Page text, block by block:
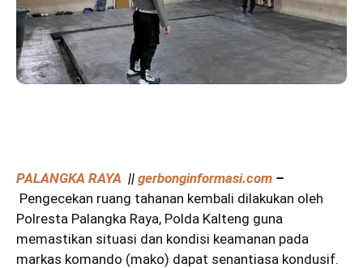
PALANGKA RAYA || gerbonginformasi.com –
Pengecekan ruang tahanan kembali dilakukan oleh
Polresta Palangka Raya, Polda Kalteng guna
memastikan situasi dan kondisi keamanan pada
markas komando (mako) dapat senantiasa kondusif.